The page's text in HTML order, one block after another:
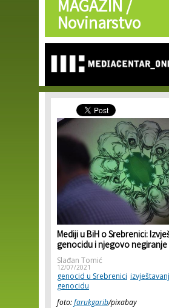
Skip to
main
content
MAGAZIN /
Novinarstvo
Mediji u BiH o Srebrenici:
genocidu i njegovo negiranje
Slađan Tomić
12/07/2021
genocid u Srebrenici
genocidu
foto:farukgarib/pixabay